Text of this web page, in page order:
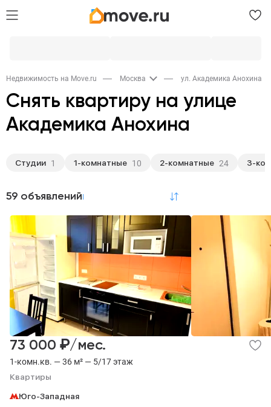
Недвижимость на Move.ru Москва ул. Академика Анохина
Снять квартиру на улице
Академика Анохина
Студии 1 1-комнатные 10 2-комнатные 24 3-
59 объявлений
1-комн.кв. — 36 м² — 5/17 этаж
Квартиры
73 000 ₽/мес.
Юго-Западная